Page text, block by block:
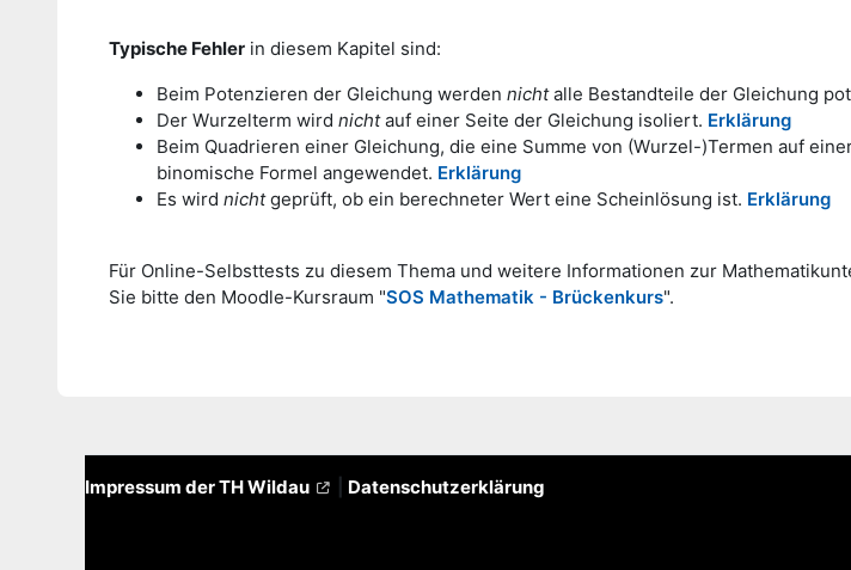
Typische Fehler in diesem Kapitel sind:
Beim Potenzieren der Gleichung werden nichtalle Bestandteile der Gleichung
Der Wurzelterm wird nichtauf einer Seite der Gleichung isoliert. Erklärung
Beim Quadrieren einer Gleichung, die eine Summe von (Wurzel-)Termen auf
binomische Formel angewendet. Erklärung
Es wird nichtgeprüft, ob ein berechneter Wert eine Scheinlösung ist. Erklärung
Für Online-Selbsttests zu diesem Thema und weitere Informationen zur
Sie bitte den Moodle-Kursraum "SOS Mathematik - Brückenkurs".
Impressum der TH Wildau Datenschutzerklärung